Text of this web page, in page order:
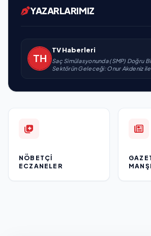
YAZARLARIMIZ
TV Haberleri
Saç Simülasyonunda (SMP) Doğru
Sektörün Geleceği: Onur Akdeniz
NÖBETÇI
ECZANELER